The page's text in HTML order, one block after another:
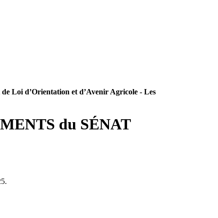
Loi d’Orientation et d’Avenir Agricole - Les
du SÉNAT